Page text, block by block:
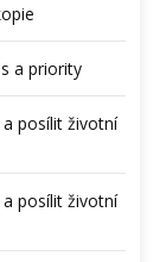
a priority
posílit životní
posílit životní